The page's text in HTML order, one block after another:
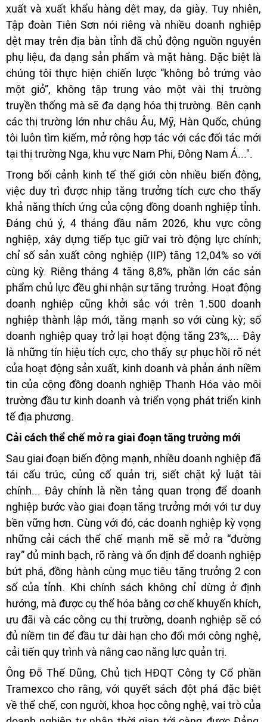
xuất và xuất khẩu hàng dệt may, da giày. Tuy nhiên,
Tập đoàn Tiên Sơn nói riêng và nhiều doanh nghiệp
dệt may trên địa bàn tỉnh đã chủ động nguồn nguyên
phụ liệu, đa dạng sản phẩm và mặt hàng. Đặc biệt là
chúng tôi thực hiện chiến lược “không bỏ trứng vào
một giỏ”, không tập trung vào một vài thị trường
truyền thống mà sẽ đa dạng hóa thị trường. Bên cạnh
các thị trường lớn như châu Âu, Mỹ, Hàn Quốc, chúng
tôi luôn tìm kiếm, mở rộng hợp tác với các đối tác mới
tại thị trường Nga, khu vực Nam Phi, Đông Nam Á...".
Trong bối cảnh kinh tế thế giới còn nhiều biến động,
việc duy trì được nhịp tăng trưởng tích cực cho thấy
khả năng thích ứng của cộng đồng doanh nghiệp tỉnh.
Đáng chú ý, 4 tháng đầu năm 2026, khu vực công
nghiệp, xây dựng tiếp tục giữ vai trò động lực chính;
chỉ số sản xuất công nghiệp (IIP) tăng 12,04% so với
cùng kỳ. Riêng tháng 4 tăng 8,8%, phần lớn các sản
phẩm chủ lực đều ghi nhận sự tăng trưởng. Hoạt động
doanh nghiệp cũng khởi sắc với trên 1.500 doanh
nghiệp thành lập mới, tăng mạnh so với cùng kỳ; số
doanh nghiệp quay trở lại hoạt động tăng 23%,... Đây
là những tín hiệu tích cực, cho thấy sự phục hồi rõ nét
của hoạt động sản xuất, kinh doanh và phản ánh niềm
tin của cộng đồng doanh nghiệp Thanh Hóa vào môi
trường đầu tư kinh doanh và triển vọng phát triển kinh
tế địa phương.
Cải cách thể chế mở ra giai đoạn tăng trưởng mới
Sau giai đoạn biến động mạnh, nhiều doanh nghiệp đã
tái cấu trúc, củng cố quản trị, siết chặt kỷ luật tài
chính... Đây chính là nền tảng quan trọng để doanh
nghiệp bước vào giai đoạn tăng trưởng mới với tư duy
bền vững hơn. Cùng với đó, các doanh nghiệp kỳ vọng
những cải cách thể chế mạnh mẽ sẽ mở ra “đường
ray” đủ minh bạch, rõ ràng và ổn định để doanh nghiệp
bứt phá, đồng hành cùng mục tiêu tăng trưởng 2 con
số của tỉnh. Khi chính sách không chỉ dừng ở định
hướng, mà được cụ thể hóa bằng cơ chế khuyến khích,
ưu đãi và các công cụ thị trường, doanh nghiệp sẽ có
đủ niềm tin để đầu tư dài hạn cho đổi mới công nghệ,
cải tiến quy trình và nâng cao năng lực quản trị.
Ông Đỗ Thế Dũng, Chủ tịch HĐQT Công ty Cổ phần
Tramexco cho rằng, với quyết sách đột phá đặc biệt
về thể chế, con người, khoa học công nghệ, vai trò của